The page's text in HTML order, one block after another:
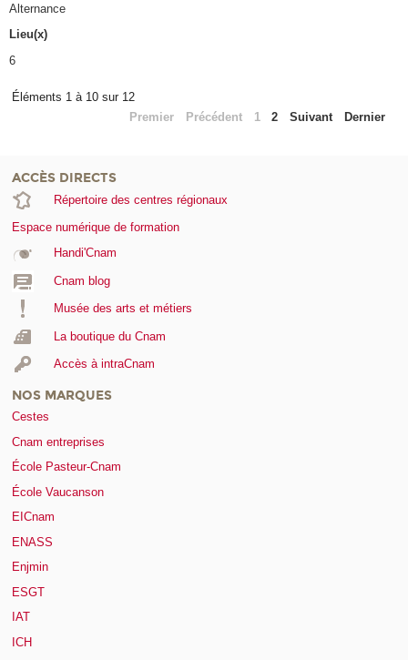
Alternance
Lieu(x)
6
Éléments 1 à 10 sur 12
Premier
Précédent 1 2 Suivant Dernier
ACCÈS DIRECTS
Répertoire des centres régionaux
Espace numérique de formation
Handi'Cnam
Cnam blog
Musée des arts et métiers
La boutique du Cnam
Accès à intraCnam
NOS MARQUES
Cestes
Cnam entreprises
École Pasteur-Cnam
École Vaucanson
EICnam
ENASS
Enjmin
ESGT
IAT
ICH